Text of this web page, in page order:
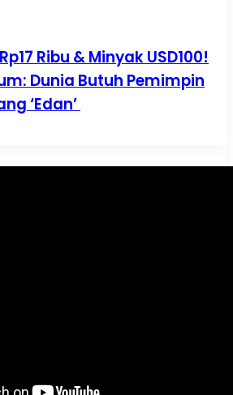
Ribu & Minyak USD100!
Dunia Butuh Pemimpin
‘Edan’